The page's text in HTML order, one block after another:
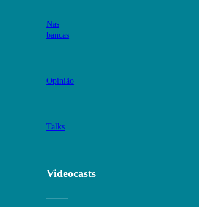
Nas
bancas
Opinião
Talks
Videocasts